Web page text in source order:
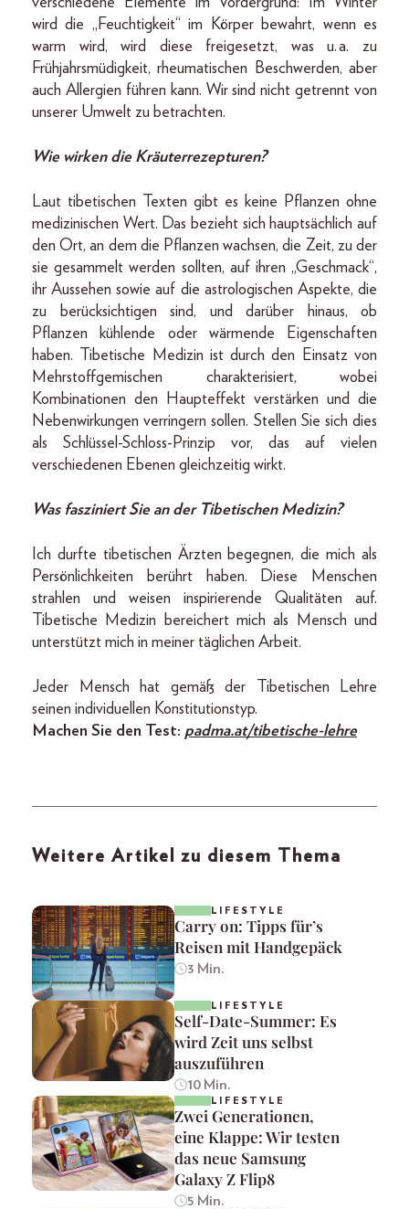
wird die „Feuchtigkeit“ im Körper bewahrt, wenn es
warm wird, wird diese freigesetzt, was u. a. zu
Frühjahrsmüdigkeit, rheumatischen Beschwerden, aber
auch Allergien führen kann. Wir sind nicht getrennt von
unserer Umwelt zu betrachten.
Wie wirken die Kräuterrezepturen?
Laut tibetischen Texten gibt es keine Pflanzen ohne
medizinischen Wert. Das bezieht sich hauptsächlich auf
den Ort, an dem die Pflanzen wachsen, die Zeit, zu der
sie gesammelt werden sollten, auf ihren „Geschmack“,
ihr Aussehen sowie auf die astrologischen Aspekte, die
zu berücksichtigen sind, und darüber hinaus, ob
Pflanzen kühlende oder wärmende Eigenschaften
haben. Tibetische Medizin ist durch den Einsatz von
Mehrstoff­gemischen charakterisiert, wobei
Kombinationen den Haupteffekt verstärken und die
Nebenwirkungen verringern sollen. Stellen Sie sich dies
als Schlüssel-­Schloss-Prinzip vor, das auf vielen
verschiedenen Ebenen gleichzeitig wirkt.
Was fasziniert Sie an der Tibetischen Medizin?
Ich durfte tibetischen Ärzten begegnen, die mich als
Persönlichkeiten berührt haben. Diese Menschen
strahlen und weisen inspirierende Qualitäten auf.
Tibetische Medizin bereichert mich als Mensch und
unterstützt mich in meiner täglichen Arbeit.
Jeder Mensch hat gemäß der Tibetischen Lehre
seinen individuellen Konstitutionstyp.
Machen Sie den Test: padma.at/tibetische-lehre
Weitere Artikel zu diesem Thema
LIFESTYLE
Carry on: Tipps für’s
Reisen mit Handgepäck
3 Min.
LIFESTYLE
Self-Date-Summer: Es
wird Zeit uns selbst
auszuführen
10 Min.
LIFESTYLE
Zwei Generationen,
eine Klappe: Wir testen
das neue Samsung
Galaxy Z Flip8
5 Min.